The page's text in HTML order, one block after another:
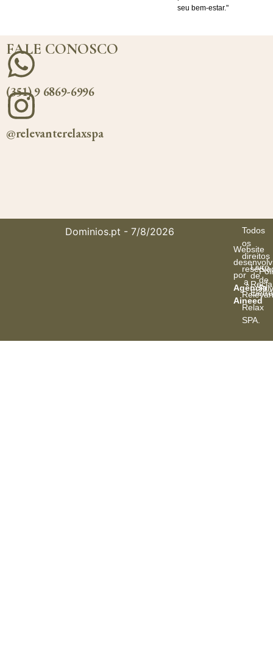
seu bem-estar."
FALE CONOSCO
(351) 9 6869-6996
@relevanterelaxspa
Dominios.pt - 7/8/2026
Website
por
Agência
Aineed
Todos
os
direitos
a
Relax
SPA
Livro
dede